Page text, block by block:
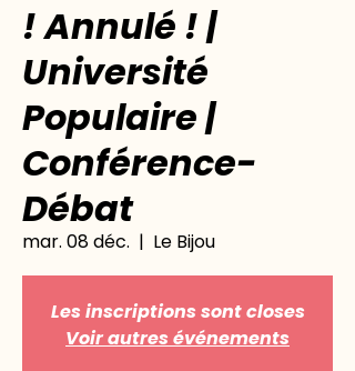
! Annulé ! |
Université
Populaire |
Conférence-
Débat
mar. 08 déc.
  |
Le Bijou
Les inscriptions sont closes
Voir autres événements